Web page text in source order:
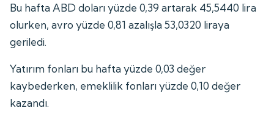
Bu hafta ABD doları yüzde 0,39 artarak 45,5440 lira
olurken, avro yüzde 0,81 azalışla 53,0320 liraya
geriledi.
Yatırım fonları bu hafta yüzde 0,03 değer
kaybederken, emeklilik fonları yüzde 0,10 değer
kazandı.